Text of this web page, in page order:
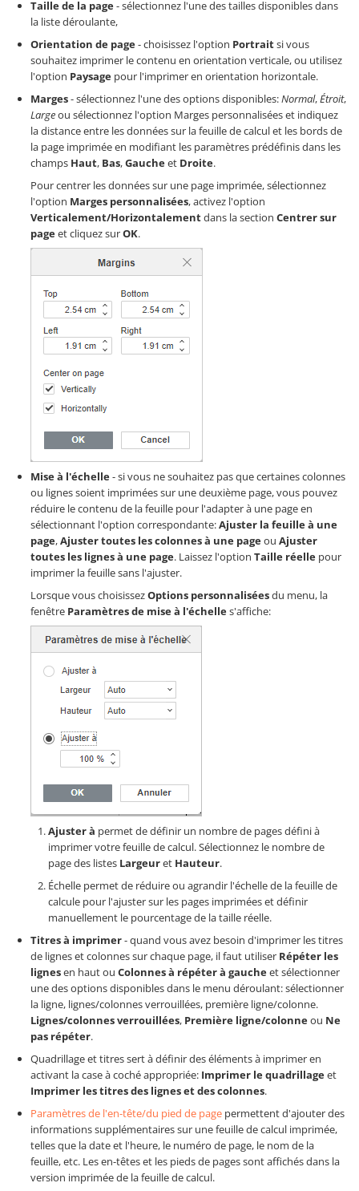
Taille de la page- sélectionnez l'une des tailles disponibles dans
la liste déroulante,
Orientation de page- choisissez l'option Portraitsi vous
souhaitez imprimer le contenu en orientation verticale, ou utilisez
l'option Paysage pour l'imprimer en orientation horizontale.
Marges- sélectionnez l'une des options disponibles:Normal,Étroit,
Largeou sélectionnez l'option Marges personnalisées et indiquez
la distance entre les données sur la feuille de calcul et les bords de
la page imprimée en modifiant les paramètres prédéfinis dans les
champs Haut, Bas,Gaucheet Droite.
Pour centrer les données sur une page imprimée, sélectionnez
l'option Marges personnalisées, activez l'option
Verticalement/Horizontalementdans la section Centrer sur
pageet cliquez surOK.
Mise à l'échelle- si vous ne souhaitez pas que certaines colonnes
ou lignes soient imprimées sur une deuxième page, vous pouvez
réduire le contenu de la feuille pour l'adapter à une page en
sélectionnant l'option correspondante:Ajuster la feuille à une
page,Ajuster toutes les colonnes à une pageou Ajuster
toutes les lignes à une page. Laissez l'option Taille réelle pour
imprimer la feuille sans l'ajuster.
Lorsque vous choisissezOptions personnaliséesdu menu, la
fenêtre Paramètres de mise à l'échelles'affiche:
Ajuster à permet de définir un nombre de pages défini à
imprimer votre feuille de calcul. Sélectionnez le nombre de
page des listes Largeuret Hauteur.
Échelle permet de réduire ou agrandir l'échelle de la feuille de
calcule pour l'ajuster sur les pages imprimées et définir
manuellement le pourcentage de la taille réelle.
Titres à imprimer- quand vous avez besoin d'imprimer les titres
de lignes et colonnes sur chaque page, il faut utiliser Répéter les
lignesen haut ou Colonnes à répéter à gaucheet sélectionner
une des options disponibles dans le menu déroulant: sélectionner
la ligne, lignes/colonnes verrouillées, première ligne/colonne.
Lignes/colonnes verrouillées, Première ligne/colonneou Ne
pas répéter.
Quadrillage et titres sert à définir des éléments à imprimer en
activant la case à coché appropriée: Imprimer le quadrillageet
Imprimer les titres des lignes et des colonnes.
Paramètres de l'en-tête/du pied de page permettent d'ajouter des
informations supplémentaires sur une feuille de calcul imprimée,
telles que la date et l'heure, le numéro de page, le nom de la
feuille, etc. Les en-têtes et les pieds de pages sont affichés dans la
version imprimée de la feuille de calcul.